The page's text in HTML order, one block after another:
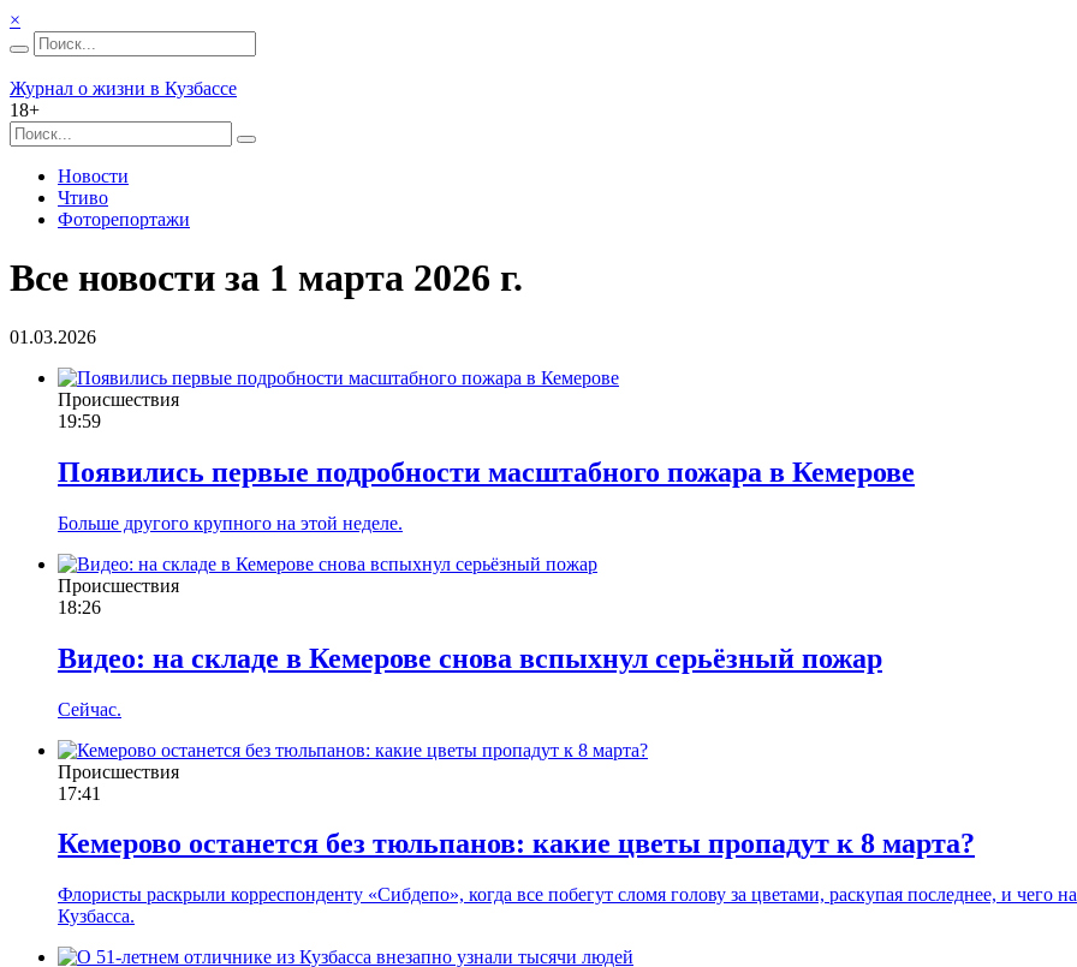
×
Журнал о жизни в Кузбассе
18+
Новости
Чтиво
Фоторепортажи
Все новости за 1 марта 2026 г.
01.03.2026
Происшествия
19:59
Появились первые подробности масштабного пожара в Кемерове
Больше другого крупного на этой неделе.
Происшествия
18:26
Видео: на складе в Кемерове снова вспыхнул серьёзный пожар
Сейчас.
Происшествия
17:41
Кемерово останется без тюльпанов: какие цветы пропадут к 8 марта?
Флористы раскрыли корреспонденту «Сибдепо», когда все побегут сломя голову за цветами, раскупая последнее, и
Кузбасса.